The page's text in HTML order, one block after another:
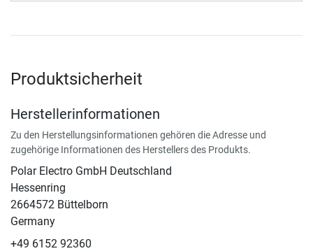
Produktsicherheit
Herstellerinformationen
Zu den Herstellungsinformationen gehören die Adresse und
zugehörige Informationen des Herstellers des Produkts.
Polar Electro GmbH Deutschland
Hessenring
2664572 Büttelborn
Germany
+49 6152 92360